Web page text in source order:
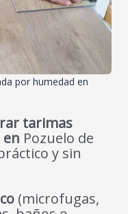
por humedad en
tarimas
Pozuelo de
y sin
(microfugas,